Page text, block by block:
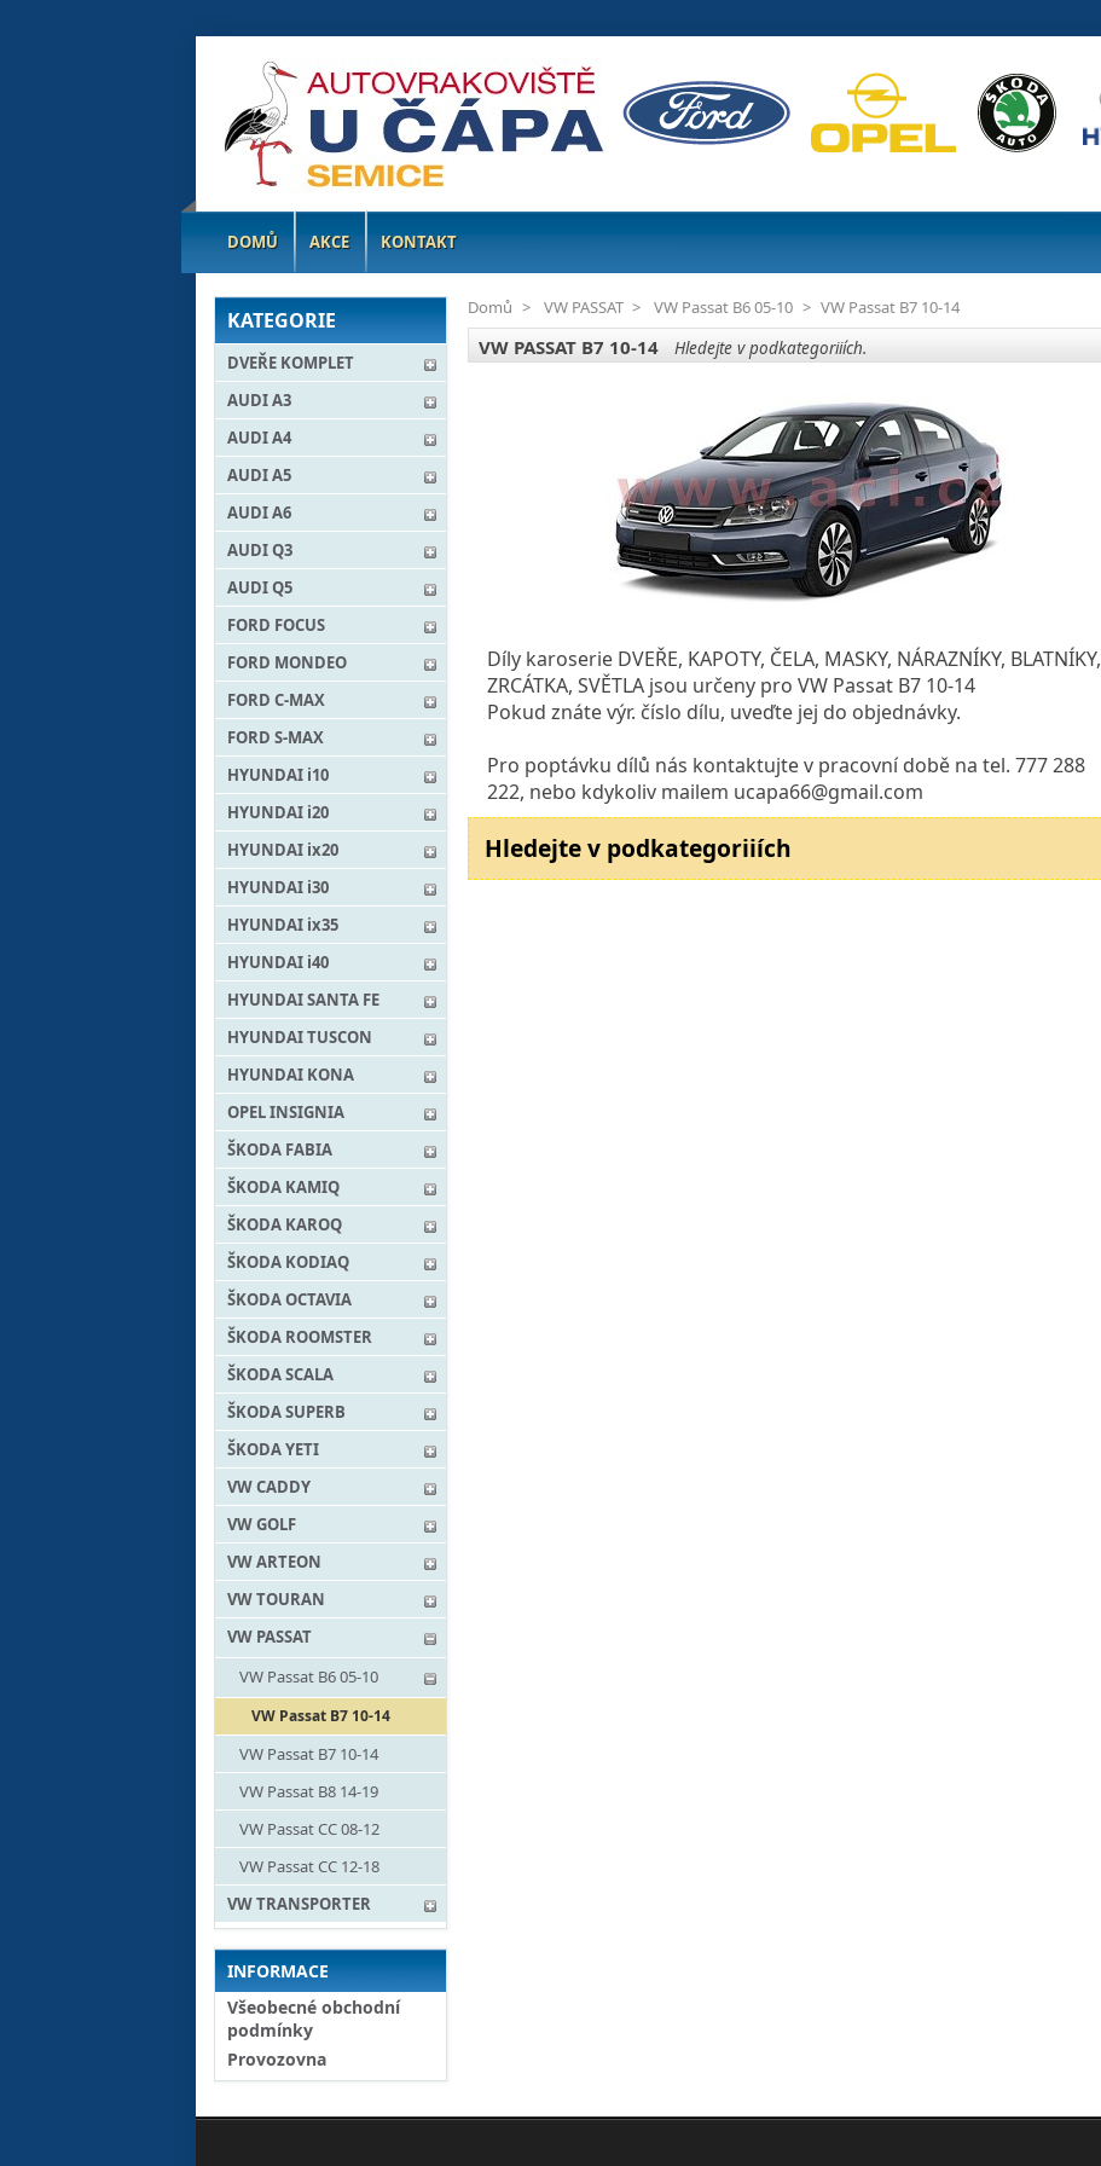
DOMŮ AKCE KONTAKT
KATEGORIE
DVEŘE KOMPLET
AUDI A3
AUDI A4
AUDI A5
AUDI A6
AUDI Q3
AUDI Q5
FORD FOCUS
FORD MONDEO
FORD C-MAX
FORD S-MAX
HYUNDAI i10
HYUNDAI i20
HYUNDAI ix20
HYUNDAI i30
HYUNDAI ix35
HYUNDAI i40
HYUNDAI SANTA FE
HYUNDAI TUSCON
HYUNDAI KONA
OPEL INSIGNIA
ŠKODA FABIA
ŠKODA KAMIQ
ŠKODA KAROQ
ŠKODA KODIAQ
ŠKODA OCTAVIA
ŠKODA ROOMSTER
ŠKODA SCALA
ŠKODA SUPERB
ŠKODA YETI
VW CADDY
VW GOLF
VW ARTEON
VW TOURAN
VW PASSAT
VW Passat B6 05-10
VW Passat B7 10-14
VW Passat B7 10-14
VW Passat B8 14-19
VW Passat CC 08-12
VW Passat CC 12-18
VW TRANSPORTER
INFORMACE
Všeobecné obchodní
podmínky
Provozovna
Domů > VW PASSAT > VW Passat B6 05-10 > VW Passat B7 10-14
VW PASSAT B7 10-14 Hledejte v podkategoriiích.
Díly karoserie DVEŘE, KAPOTY, ČELA, MASKY, NÁRAZNÍKY, BLATNÍKY,
ZRCÁTKA, SVĚTLA jsou určeny pro VW Passat B7 10-14
Pokud znáte výr. číslo dílu, uveďte jej do objednávky.
Pro poptávku dílů nás kontaktujte v pracovní době na tel. 777 288
222, nebo kdykoliv mailem ucapa66@gmail.com
Hledejte v podkategoriiích